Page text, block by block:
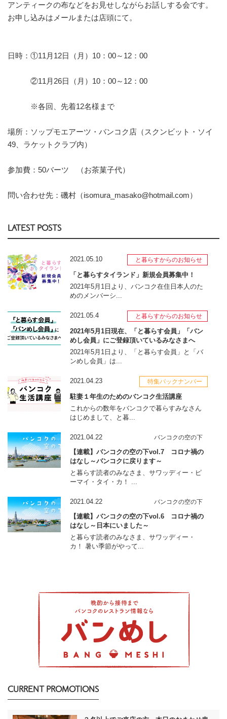
アンティークの布などをお見せしながらお話しする会です。
お申し込みはメールまたは店頭にて。
日時：①11月12日（月）10：00～12：00
②11月26日（月）10：00～12：00
※各回、先着12名様まで
場所：ソップモエアーツ・バンコク店（スクンビット・ソイ
49、ラケットクラブ内）
参加費：50バーツ （お茶菓子代）
問い合わせ先：磯村（isomura_masako@hotmail.com）
LATEST POSTS
2021.05.10 と暮らすからのお知らせ
「と暮らすタイランド」新規会員募集中！
2021年5月1日より、バンコク在住日本人のた
めのメンバーシ...
2021.05.4 と暮らすからのお知らせ
2021年5月1日現在、「と暮らす会員」「バン
めし会員」にご登録頂いているみなさまへ
2021年5月1日より、「と暮らす会員」と「バ
ンめし会員」は...
2021.04.23 特集バックナンバー
駐妻１年生のためのバンコク生活講座
これからの数年をバンコクで暮らすみなさん
はじめまして、と暮...
2021.04.22 バンコクの空の下
【連載】バンコクの空の下vol.7 コロナ禍の
はなし～バンコクに戻ります～
と暮らす読者のみなさま、サワッディー・ピ
ーマイ・タイ・カ！ ...
2021.04.22 バンコクの空の下
【連載】バンコクの空の下vol.6 コロナ禍の
はなし～日本にいました～
と暮らす読者のみなさま、サワッディー・
カ！ 暑い季節がやって...
CURRENT PROMOTIONS